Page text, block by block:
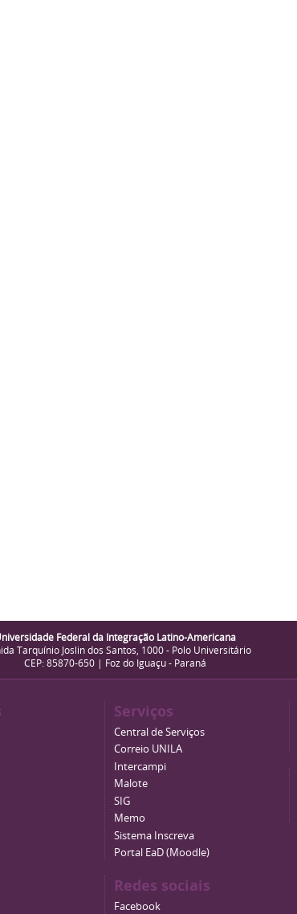
Federal da Integração Latino-Americana
Tarquínio Joslin dos Santos, 1000 - Polo Universitário
CEP: 85870-650 | Foz do Iguaçu - Paraná
Serviços
Central de Serviços
Correio UNILA
Intercampi
Malote
SIG
Memo
Sistema Inscreva
Portal EaD (Moodle)
Redes sociais
Facebook